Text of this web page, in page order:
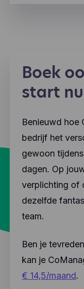
Boek
start
Benieuwd hoe
bedrijf het
gewoon
dagen. Op
verplichting of
dezelfde
team.
Ben je
kan je
€ 14,5/maand.